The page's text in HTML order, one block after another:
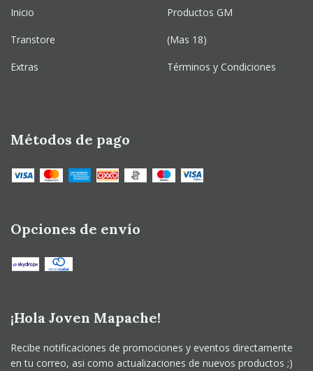
Inicio Productos GM
Transtore (Mas 18)
Extras Términos y Condiciones
Métodos de pago
Opciones de envío
¡Hola Joven Mapache!
Recibe notificaciones de promociones y eventos directamente
en tu correo, asi como actualizaciones de nuevos productos ;)